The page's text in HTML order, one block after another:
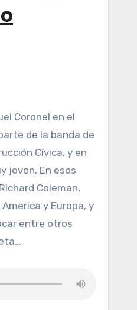
de la banda de
Cívica, y en
joven. En esos
Coleman,
y Europa, y
entre otros